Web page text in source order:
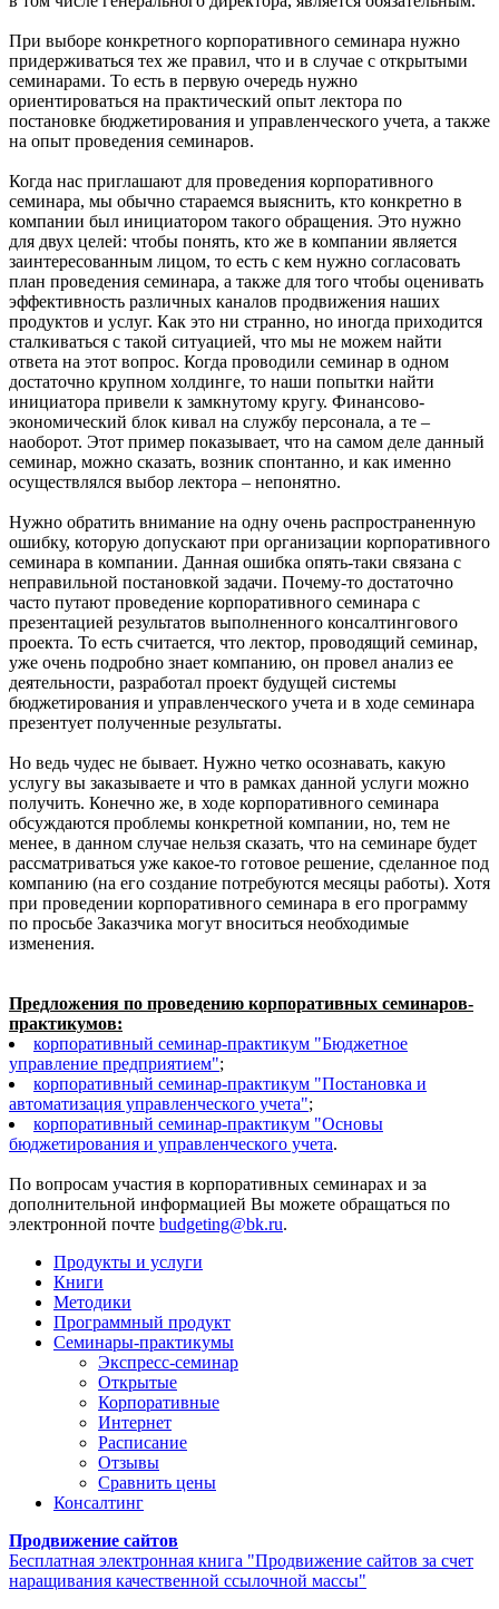
При выборе конкретного корпоративного семинара нужно
придерживаться тех же правил, что и в случае с открытыми
семинарами. То есть в первую очередь нужно
ориентироваться на практический опыт лектора по
постановке бюджетирования и управленческого учета, а также
на опыт проведения семинаров.
Когда нас приглашают для проведения корпоративного
семинара, мы обычно стараемся выяснить, кто конкретно в
компании был инициатором такого обращения. Это нужно
для двух целей: чтобы понять, кто же в компании является
заинтересованным лицом, то есть с кем нужно согласовать
план проведения семинара, а также для того чтобы оценивать
эффективность различных каналов продвижения наших
продуктов и услуг. Как это ни странно, но иногда приходится
сталкиваться с такой ситуацией, что мы не можем найти
ответа на этот вопрос. Когда проводили семинар в одном
достаточно крупном холдинге, то наши попытки найти
инициатора привели к замкнутому кругу. Финансово-
экономический блок кивал на службу персонала, а те –
наоборот. Этот пример показывает, что на самом деле данный
семинар, можно сказать, возник спонтанно, и как именно
осуществлялся выбор лектора – непонятно.
Нужно обратить внимание на одну очень распространенную
ошибку, которую допускают при организации корпоративного
семинара в компании. Данная ошибка опять-таки связана с
неправильной постановкой задачи. Почему-то достаточно
часто путают проведение корпоративного семинара с
презентацией результатов выполненного консалтингового
проекта. То есть считается, что лектор, проводящий семинар,
уже очень подробно знает компанию, он провел анализ ее
деятельности, разработал проект будущей системы
бюджетирования и управленческого учета и в ходе семинара
презентует полученные результаты.
Но ведь чудес не бывает. Нужно четко осознавать, какую
услугу вы заказываете и что в рамках данной услуги можно
получить. Конечно же, в ходе корпоративного семинара
обсуждаются проблемы конкретной компании, но, тем не
менее, в данном случае нельзя сказать, что на семинаре будет
рассматриваться уже какое-то готовое решение, сделанное под
компанию (на его создание потребуются месяцы работы). Хотя
при проведении корпоративного семинара в его программу
по просьбе Заказчика могут вноситься необходимые
изменения.
Предложения по проведению корпоративных семинаров-
практикумов:
корпоративный семинар-практикум "Бюджетное
управление предприятием";
корпоративный семинар-практикум "Постановка и
автоматизация управленческого учета";
корпоративный семинар-практикум "Основы
бюджетирования и управленческого учета.
По вопросам участия в корпоративных семинарах и за
дополнительной информацией Вы можете обращаться по
электронной почте budgeting@bk.ru.
Продукты и услуги
Книги
Методики
Программный продукт
Семинары-практикумы
Экспресс-семинар
Открытые
Корпоративные
Интернет
Расписание
Отзывы
Сравнить цены
Консалтинг
Продвижение сайтов
Бесплатная электронная книга "Продвижение сайтов за счет
наращивания качественной ссылочной массы"